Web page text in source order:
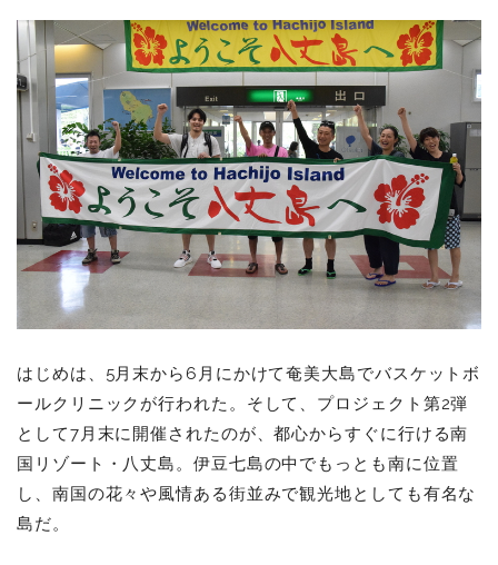
はじめは、5月末から6月にかけて奄美大島でバスケットボ
ールクリニックが行われた。そして、プロジェクト第2弾
として7月末に開催されたのが、都心からすぐに行ける南
国リゾート・八丈島。伊豆七島の中でもっとも南に位置
し、南国の花々や風情ある街並みで観光地としても有名な
島だ。